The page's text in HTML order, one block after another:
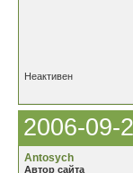
Неактивен
2006-09-
Antosych
Автор сайта